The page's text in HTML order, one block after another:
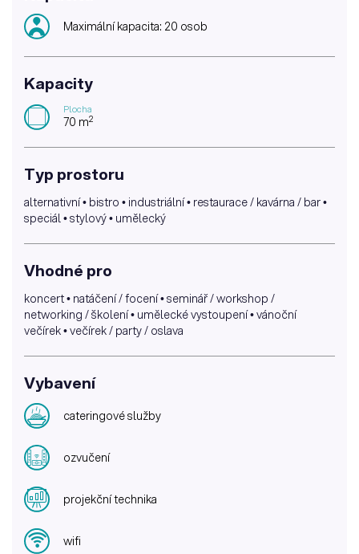
Maximální kapacita: 20 osob
Kapacity
Plocha
70 m2
Typ prostoru
alternativní • bistro • industriální • restaurace / kavárna / bar •
speciál • stylový • umělecký
Vhodné pro
koncert • natáčení / focení • seminář / workshop /
networking / školení • umělecké vystoupení • vánoční
večírek • večírek / party / oslava
Vybavení
cateringové služby
ozvučení
projekční technika
wifi